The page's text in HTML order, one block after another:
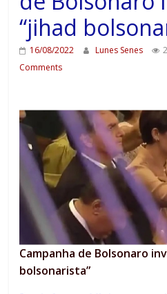
“jihad
16/08/2022 Lunes Senes
Comments
Campanha de Bolsonaro
bolsonarista”